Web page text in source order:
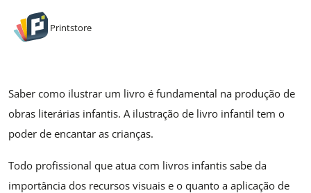
Printstore
Saber como ilustrar um livro é fundamental na produção de
obras literárias infantis. A ilustração de livro infantil tem o
poder de encantar as crianças.
Todo profissional que atua com livros infantis sabe da
importância dos recursos visuais e o quanto a aplicação de